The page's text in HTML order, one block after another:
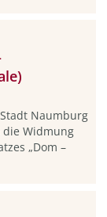
Naumburg
die Widmung
„Dom –